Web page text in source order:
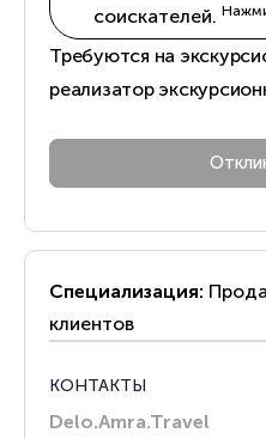
соискателей.
Требуются на
реализатор
Специализация:
клиентов
КОНТАКТЫ
Delo.Amra.Travel